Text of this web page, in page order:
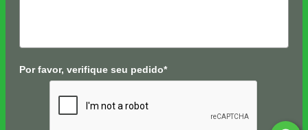
Por favor, verifique seu pedido*